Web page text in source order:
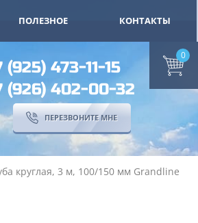
ПОЛЕЗНОЕ КОНТАКТЫ
0
(925) 473-11-15
(926) 402-00-32
ПЕРЕЗВОНИТЕ МНЕ
круглая, 3 м, 100/150 мм Grandline